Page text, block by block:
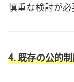
慎重な検討が必
4. 既存の公的